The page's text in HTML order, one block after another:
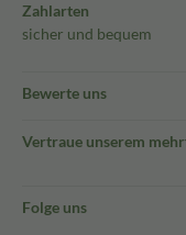
Zahlarten
sicher und bequem
Bewerte uns
Vertraue unserem
Folge uns